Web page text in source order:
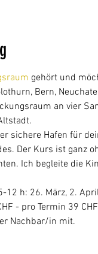
gehört und
Bern,
an vier
sichere Hafen für
Der Kurs ist ganz
Ich begleite die
12 h: 26. März, 2.
- pro Termin 39 CHF
Nachbar/in mit.